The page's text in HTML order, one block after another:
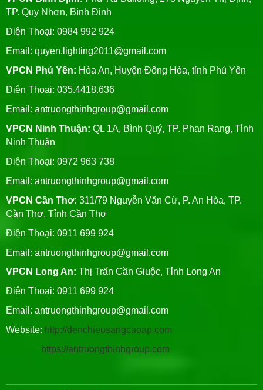
TP. Quy Nhơn, Bình Định
Điện Thoại: 0984 992 924
Email: quyen.lighting2011@gmail.com
VPCN Phú Yên: Hòa An, Huyện Đông Hòa, tỉnh Phú Yên
Điện Thoại: 035.4418.636
Email: antruongthinhgroup@gmail.com
VPCN Ninh Thuận: QL 1A, Bình Quý, TP. Phan Rang, Tỉnh
Ninh Thuận
Điện Thoại: 0972 963 738
Email: antruongthinhgroup@gmail.com
VPCN Cần Thơ: 311/79 Nguyễn Văn Cừ, P. An Hòa, TP.
Cần Thơ, Tỉnh Cần Thơ
Điện Thoại: 0911 699 924
Email: antruongthinhgroup@gmail.com
VPCN Long An: Thị Trấn Cần Giuộc, Tỉnh Long An
Điện Thoại: 0911 699 924
Email: antruongthinhgroup@gmail.com
Website: http://denchieusangcaoap.com
https://antruongthinhgroup.com